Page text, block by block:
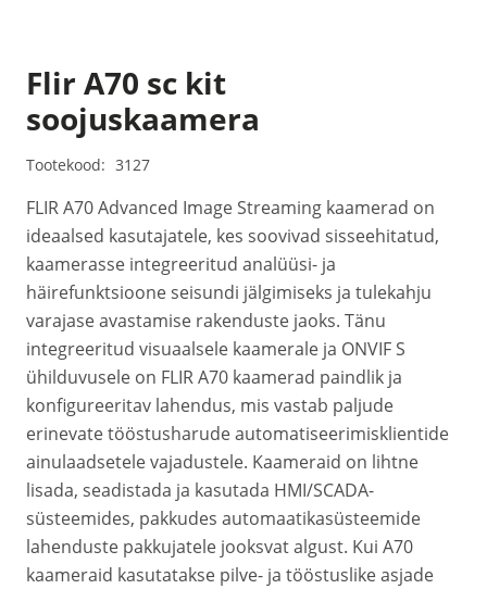
Flir A70 sc kit
soojuskaamera
Tootekood: 3127
FLIR A70 Advanced Image Streaming kaamerad on
ideaalsed kasutajatele, kes soovivad sisseehitatud,
kaamerasse integreeritud analüüsi- ja
häirefunktsioone seisundi jälgimiseks ja tulekahju
varajase avastamise rakenduste jaoks. Tänu
integreeritud visuaalsele kaamerale ja ONVIF S
ühilduvusele on FLIR A70 kaamerad paindlik ja
konfigureeritav lahendus, mis vastab paljude
erinevate tööstusharude automatiseerimisklientide
ainulaadsetele vajadustele. Kaameraid on lihtne
lisada, seadistada ja kasutada HMI/SCADA-
süsteemides, pakkudes automaatikasüsteemide
lahenduste pakkujatele jooksvat algust. Kui A70
kaameraid kasutatakse pilve- ja tööstuslike asjade